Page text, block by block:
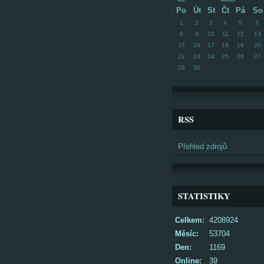
Po Út St Čt Pá So
1 2 3 4 5 6
8
9 10 11 12 13
15
16 17 18 19 20
22
23 24 25 26 27
29
30
RSS
Přehled zdrojů
STATISTIKY
Online: 39
Celkem: 4208924
Měsíc:
53704
Den:
1169